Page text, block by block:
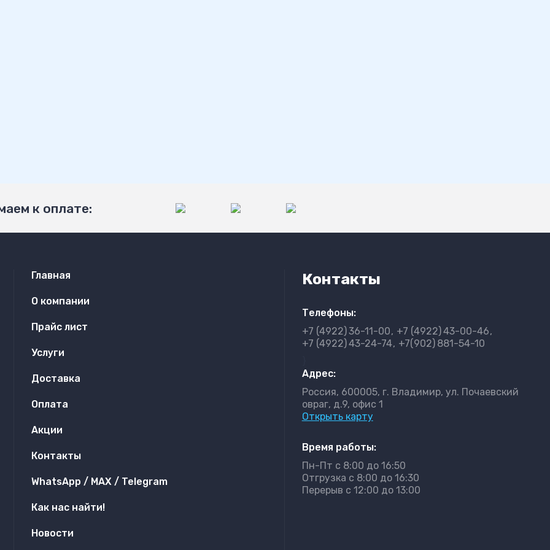
к оплате:
Главная
О компании
Прайс лист
Услуги
Доставка
Оплата
Акции
Контакты
WhatsApp / MAX / Telegram
Как нас найти!
Новости
Контакты
Телефоны:
+7 (4922)36-11-00 +7 (4922)43-00-46
+7 (4922)43-24-74 +7(902) 881-54-10
Адрес:
Россия, 600005, г. Владимир, ул. Почаевский
овраг, д.9, офис 1
Открыть карту
Время работы:
Пн-Пт с 8:00 до 16:50
Отгрузка с 8:00 до 16:30
Перерыв с 12:00 до 13:00